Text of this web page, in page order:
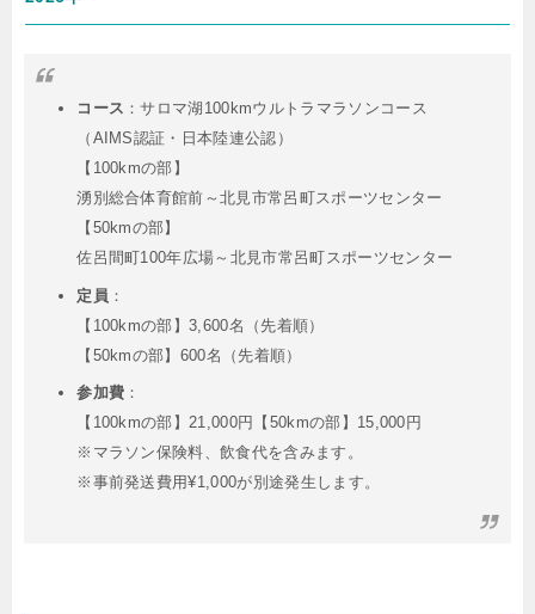
コース ：サロマ湖100kmウルトラマラソンコース
（AIMS認証・日本陸連公認）
【100kmの部】
湧別総合体育館前～北見市常呂町スポーツセンター
【50kmの部】
佐呂間町100年広場～北見市常呂町スポーツセンター
定員 ：
【100kmの部】3,600名（先着順）
【50kmの部】600名（先着順）
参加費 ：
【100kmの部】21,000円【50kmの部】15,000円
※マラソン保険料、飲食代を含みます。
※事前発送費用¥1,000が別途発生します。